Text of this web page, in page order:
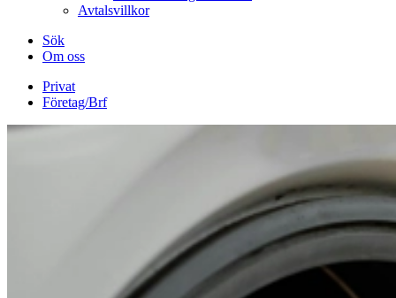
Avtalsvillkor
Sök
Om oss
Privat
Företag/Brf